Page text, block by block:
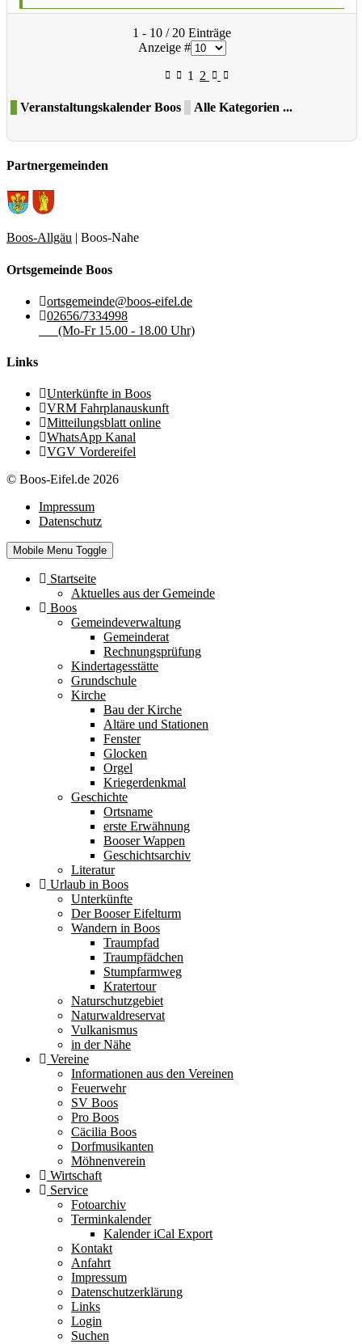
Limite der Paginierungsliste
1 - 10 / 20 Einträge
Anzeige #
1 2
Veranstaltungskalender Boos Alle Kategorien ...
Partnergemeinden
Boos-Allgäu | Boos-Nahe
Ortsgemeinde Boos
ortsgemeinde@boos-eifel.de
02656/7334998
(Mo-Fr 15.00 - 18.00 Uhr)
Links
Unterkünfte in Boos
VRM Fahrplanauskunft
Mitteilungsblatt online
WhatsApp Kanal
VGV Vordereifel
© Boos-Eifel.de 2026
Impressum
Datenschutz
Mobile Menu Toggle
Startseite
Aktuelles aus der Gemeinde
Boos
Gemeindeverwaltung
Gemeinderat
Rechnungsprüfung
Kindertagesstätte
Grundschule
Kirche
Bau der Kirche
Altäre und Stationen
Fenster
Glocken
Orgel
Kriegerdenkmal
Geschichte
Ortsname
erste Erwähnung
Booser Wappen
Geschichtsarchiv
Literatur
Urlaub in Boos
Unterkünfte
Der Booser Eifelturm
Wandern in Boos
Traumpfad
Traumpfädchen
Stumpfarmweg
Kratertour
Naturschutzgebiet
Naturwaldreservat
Vulkanismus
in der Nähe
Vereine
Informationen aus den Vereinen
Feuerwehr
SV Boos
Pro Boos
Cäcilia Boos
Dorfmusikanten
Möhnenverein
Wirtschaft
Service
Fotoarchiv
Terminkalender
Kalender iCal Export
Kontakt
Anfahrt
Impressum
Datenschutzerklärung
Links
Login
Suchen